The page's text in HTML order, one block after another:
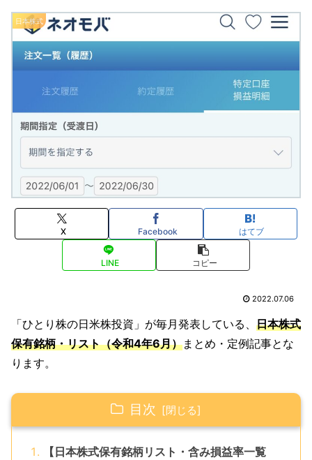
日本株式
X Facebook はてブ
LINE コピー
2022.07.06
「ひとり株の日米株投資」が毎月発表している、 日本株式
保有銘柄・リスト（令和4年6月）まとめ・定例記事とな
ります。
目次
【日本株式保有銘柄リスト・含み損益率一覧